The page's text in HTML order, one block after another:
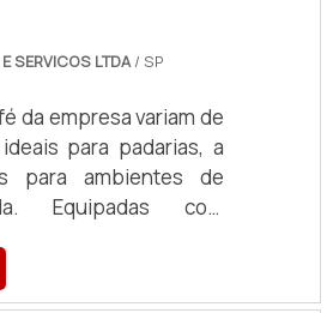
SERVICOS LTDA/ SP
da empresa variam de
para padarias, a
para ambientes de
Equipadas com
e qualidade no
a diferentes